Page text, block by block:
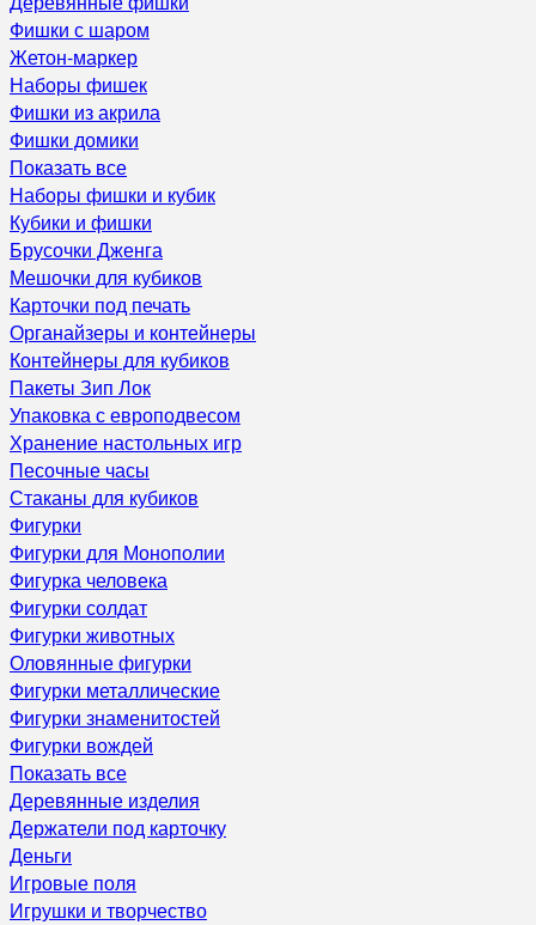
Фишки с шаром
Жетон-маркер
Наборы фишек
Фишки из акрила
Фишки домики
Показать все
Наборы фишки и кубик
Кубики и фишки
Брусочки Дженга
Мешочки для кубиков
Карточки под печать
Органайзеры и контейнеры
Контейнеры для кубиков
Пакеты Зип Лок
Упаковка с европодвесом
Хранение настольных игр
Песочные часы
Стаканы для кубиков
Фигурки
Фигурки для Монополии
Фигурка человека
Фигурки солдат
Фигурки животных
Оловянные фигурки
Фигурки металлические
Фигурки знаменитостей
Фигурки вождей
Показать все
Деревянные изделия
Держатели под карточку
Деньги
Игровые поля
Игрушки и творчество